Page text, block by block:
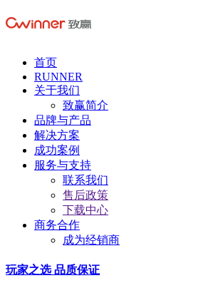
首页
RUNNER
关于我们
致赢简介
品牌与产品
解决方案
成功案例
服务与支持
联系我们
售后政策
下载中心
商务合作
成为经销商
玩家之选 品质保证